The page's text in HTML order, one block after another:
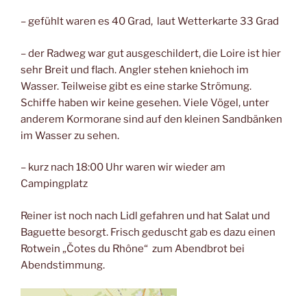
– gefühlt waren es 40 Grad, laut Wetterkarte 33 Grad
– der Radweg war gut ausgeschildert, die Loire ist hier
sehr Breit und flach. Angler stehen kniehoch im
Wasser. Teilweise gibt es eine starke Strömung.
Schiffe haben wir keine gesehen. Viele Vögel, unter
anderem Kormorane sind auf den kleinen Sandbänken
im Wasser zu sehen.
– kurz nach 18:00 Uhr waren wir wieder am
Campingplatz
Reiner ist noch nach Lidl gefahren und hat Salat und
Baguette besorgt. Frisch geduscht gab es dazu einen
Rotwein „Čotes du Rhône“ zum Abendbrot bei
Abendstimmung.